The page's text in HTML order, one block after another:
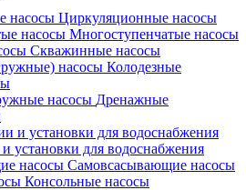
Циркуляционные насосы
Многоступенчатые насосы
Скважинные насосы
Колодезные
Дренажные
установки для водоснабжения
Самовсасывающие насосы
Консольные насосы